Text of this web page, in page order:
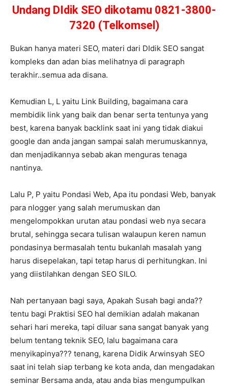
Undang DIdik SEO dikotamu 0821-3800-
7320 (Telkomsel)
Bukan hanya materi SEO, materi dari DIdik SEO sangat
kompleks dan adan bias melihatnya di paragraph
terakhir..semua ada disana.
Kemudian L, L yaitu Link Building, bagaimana cara
membidik link yang baik dan benar serta tentunya yang
best, karena banyak backlink saat ini yang tidak diakui
google dan anda jangan sampai salah merumuskannya,
dan menjadikannya sebab akan menguras tenaga
nantinya.
Lalu P, P yaitu Pondasi Web, Apa itu pondasi Web, banyak
para nlogger yang salah merumuskan dan
mengelompokkan urutan atau pondasi web nya secara
brutal, sehingga secara tulisan walaupun keren namun
pondasinya bermasalah tentu bukanlah masalah yang
harus disepelakan, tapi tetap harus di perhitungkan. Ini
yang diistilahkan dengan SEO SILO.
Nah pertanyaan bagi saya, Apakah Susah bagi anda??
tentu bagi Praktisi SEO hal demikian adalah makanan
sehari hari mereka, tapi diluar sana sangat banyak yang
belum tentang teknik SEO, lalu bagaimana cara
menyikapinya??? tenang, karena Didik Arwinsyah SEO
saat ini telah siap terbang ke kota anda, dan mengadakan
seminar Bersama anda, atau anda bias mengumpulkan